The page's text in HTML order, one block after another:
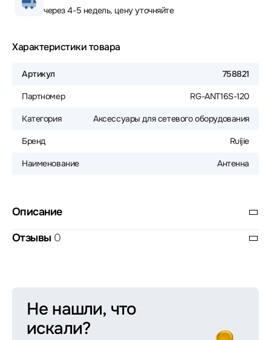
через 4-5 недель, цену уточняйте
Характеристики товара
Артикул 758821
Партномер RG-ANT16S-120
Категория Аксессуары для сетевого оборудования
Бренд Ruijie
Наименование Антенна
Описание
Отзывы 0
Не нашли, что
искали?